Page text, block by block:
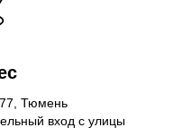
Тюмень
вход с улицы